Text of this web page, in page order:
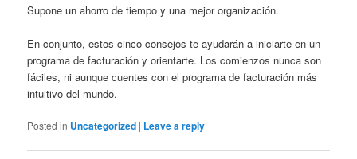
Supone un ahorro de tiempo y una mejor organización.
En conjunto, estos cinco consejos te ayudarán a iniciarte en un
programa de facturación y orientarte. Los comienzos nunca son
fáciles, ni aunque cuentes con el programa de facturación más
intuitivo del mundo.
Posted in Uncategorized | Leave a reply